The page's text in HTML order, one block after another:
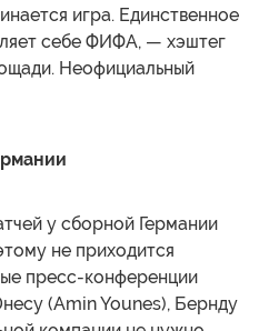
игра. Единственное
себе ФИФА, — хэштег
Неофициальный
у сборной Германии
не приходится
пресс-конференции
(Amin Younes), Бернду